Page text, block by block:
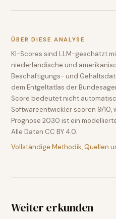
ÜBER DIESE ANALYSE
KI-Scores sind LLM-geschätzt
niederländische und
Beschäftigungs- und
dem Entgeltatlas der
Score bedeutet nicht
Softwareentwickler scoren 9/10,
Prognose 2030 ist ein
Alle Daten CC BY 4.0.
Vollständige Methodik, Quellen
Weiter erkunden